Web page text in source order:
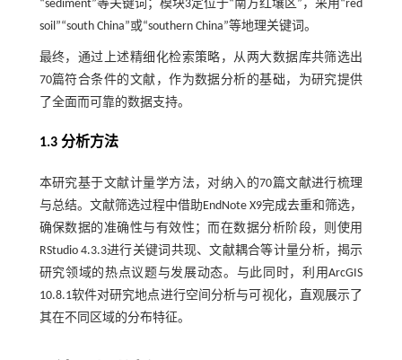
“sediment”等关键词；模块3定位于“南方红壤区”，采用“red
soil”“south China”或“southern China”等地理关键词。
最终，通过上述精细化检索策略，从两大数据库共筛选出
70篇符合条件的文献，作为数据分析的基础，为研究提供
了全面而可靠的数据支持。
1.3 分析方法
本研究基于文献计量学方法，对纳入的70篇文献进行梳理
与总结。文献筛选过程中借助EndNote X9完成去重和筛选，
确保数据的准确性与有效性；而在数据分析阶段，则使用
RStudio 4.3.3进行关键词共现、文献耦合等计量分析，揭示
研究领域的热点议题与发展动态。与此同时，利用ArcGIS
10.8.1软件对研究地点进行空间分析与可视化，直观展示了
其在不同区域的分布特征。